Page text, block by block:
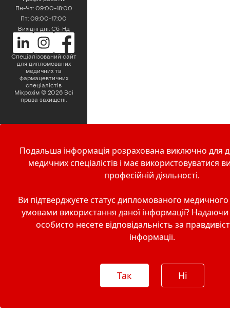
Пн-Чт: 09:00-18:00
Пт: 09:00-17:00
Вихідні дні: Сб-Нд
Спеціалізований сайт
для дипломованих
медичних та
фармацевтичних
спеціалістів
Мікрохім© 2026 Всі
права захищені.
Подальша інформація розрахована виключно для
медичних спеціалістів і має використовуватися
професійній діяльності.
Ви підтверджуєте статус дипломованого медичного
умовами використання даної інформації? Надаючи
особисто несете відповідальність за
інформації.
Так Ні